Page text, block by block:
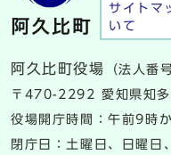
サイトマ
いて
阿久比町役場
（法人
〒470-2292 愛知県知多
役場開庁時間：午前9時
閉庁日：土曜日、日曜